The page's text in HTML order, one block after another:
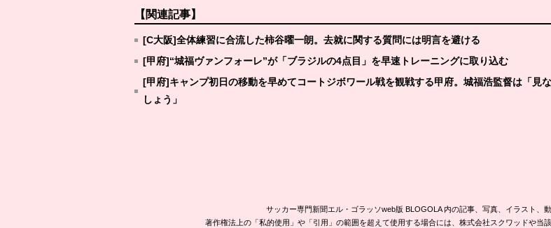
【関連記事】
[C大阪]全体練習に合流した柿谷曜一朗。去就に関する質問には明言を避ける
[甲府]“城福ヴァンフォーレ”が「ブラジルの4点目」を早速トレーニングに取り込む
[甲府]キャンプ初日の移動を早めてコートジボワール戦を観戦する甲府。城福浩監督は「見
しょう」
サッカー専門新聞エル・ゴラッソweb版 BLOGOLA 内の記事、写真、イラスト、
著作権法上の「私的使用」や「引用」の範囲を超えて使用する場合には、株式会社スクワッドや当